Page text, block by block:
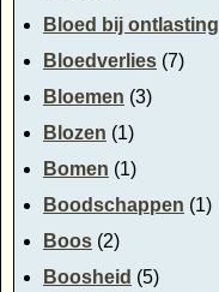
Bloed bij ontlasting
Bloedverlies (7)
Bloemen (3)
Blozen (1)
Bomen (1)
Boodschappen (1)
Boos (2)
Boosheid (5)